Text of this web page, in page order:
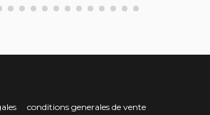
conditions generales de vente